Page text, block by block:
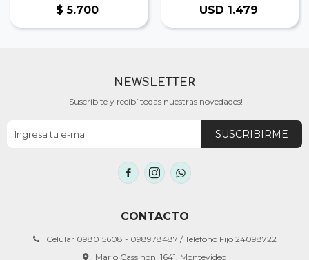
$ 5.700
Ram Black
USD 1.479
CONTACTO
Celular 098015608 - 098978487 / Teléfono Fijo 24098722
Mario Cassinoni 1641, Montevideo
NEWSLETTER
¡Suscribite y recibí todas nuestras novedades!
SUSCRIBIRME
  